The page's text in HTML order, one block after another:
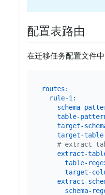
配置表路由
在迁移任务配置文件
routes:
rule-1:
schema-
table-
target-
target-
# extract-
extract-
table-
target-
extract-
schema-